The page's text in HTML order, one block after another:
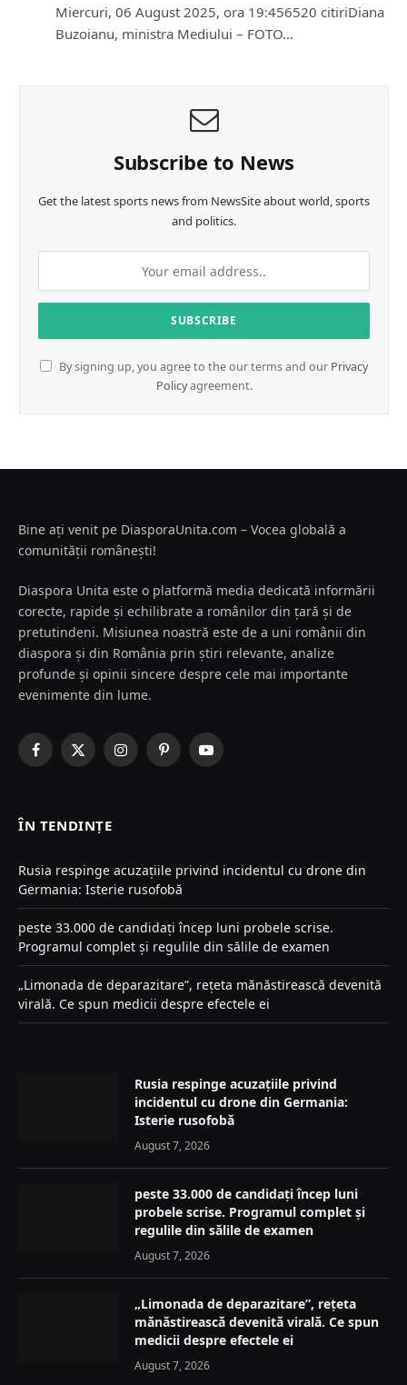
Miercuri, 06 August 2025, ora 19:456520 citiriDiana
Buzoianu, ministra Mediului – FOTO…
Subscribe to News
Get the latest sports news from NewsSite about world, sports
and politics.
By signing up, you agree to the our terms and our Privacy
Policyagreement.
Bine ați venit pe DiasporaUnita.com – Vocea globală a
comunității românești!
Diaspora Unita este o platformă media dedicată informării
corecte, rapide și echilibrate a românilor din țară și de
pretutindeni. Misiunea noastră este de a uni românii din
diaspora și din România prin știri relevante, analize
profunde și opinii sincere despre cele mai importante
evenimente din lume.
Facebook
X
InstagramPinterestYouTube
ÎN TENDINȚE
Rusia respinge acuzațiile privind incidentul cu drone din
Germania: Isterie rusofobă
peste 33.000 de candidați încep luni probele scrise.
Programul complet și regulile din sălile de examen
„Limonada de deparazitare”, rețeta mănăstirească devenită
virală. Ce spun medicii despre efectele ei
Rusia respinge acuzațiile privind
incidentul cu drone din Germania:
Isterie rusofobă
August 7, 2026
peste 33.000 de candidați încep luni
probele scrise. Programul complet și
regulile din sălile de examen
August 7, 2026
„Limonada de deparazitare”, rețeta
mănăstirească devenită virală. Ce spun
medicii despre efectele ei
August 7, 2026